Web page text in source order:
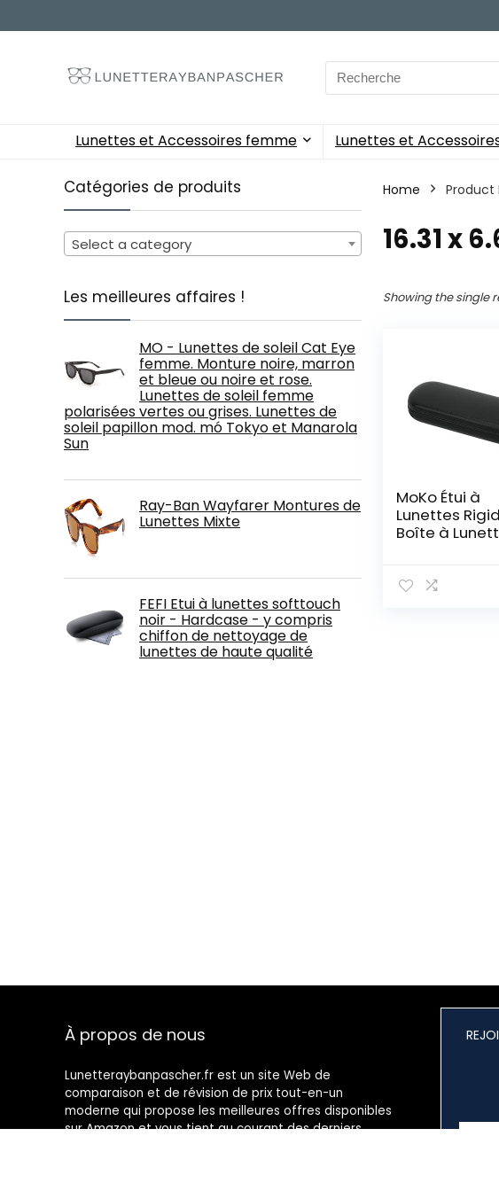
Search
for:
Lunettes et Accessoires femme Lunettes et
Catégories de produits
Select a category
Les meilleures affaires !
MO - Lunettes de soleil Cat Eye
femme. Monture noire, marron
et bleue ou noire et rose.
Lunettes de soleil femme
polarisées vertes ou grises. Lunettes de
soleil papillon mod. mó Tokyo et Manarola
Sun
Ray-Ban Wayfarer Montures de
Lunettes Mixte
FEFI Etui à lunettes softtouch
noir - Hardcase - y compris
chiffon de nettoyage de
lunettes de haute qualité
Home Product
‎16.31 x
Showing the single
MoKo Étui à
Lunettes
Boîte à
Floral Étui à
À propos de nous
Lunetteraybanpascher.fr est un site Web de
comparaison et de révision de prix tout-en-un
moderne qui propose les meilleures offres disponibles
sur Amazon et vous tient au courant des derniers